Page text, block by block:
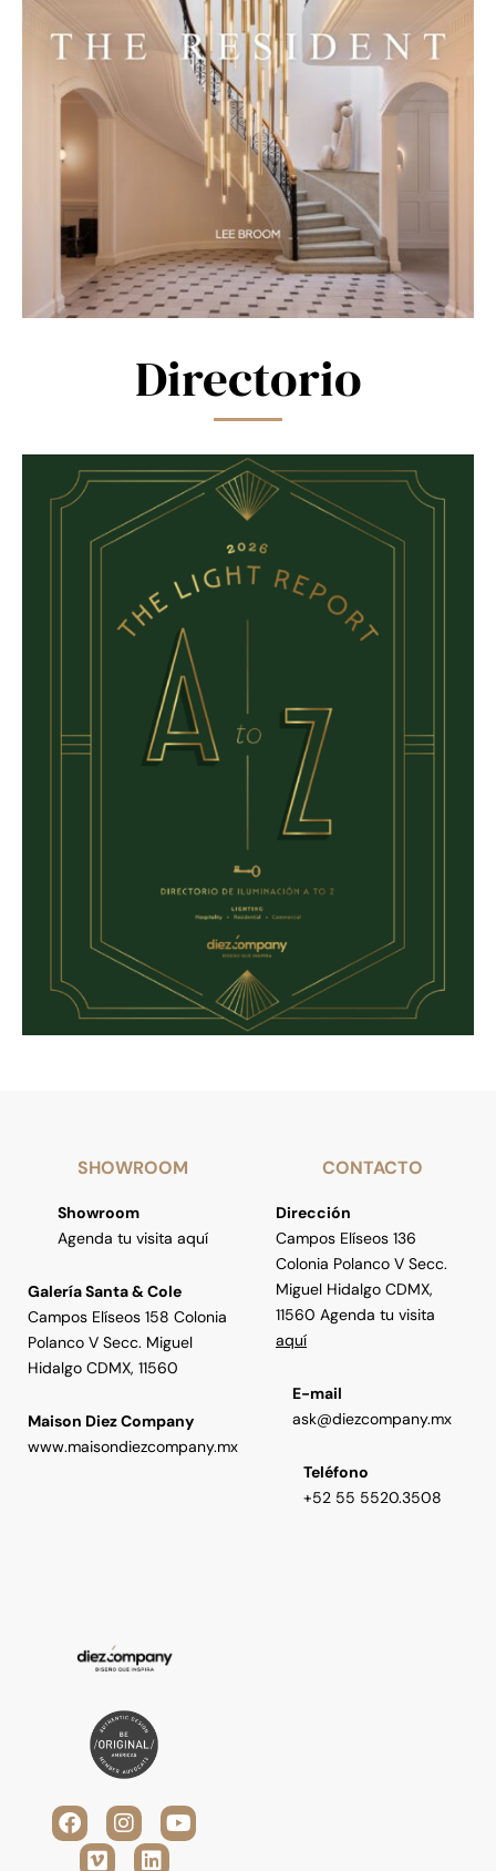
Directorio
SHOWROOM
Showroom
Agenda tu visita aquí
Galería Santa & Cole
Campos Elíseos 158 Colonia
Polanco V Secc. Miguel
Hidalgo CDMX, 11560
Maison Diez Company
www.maisondiezcompany.mx
CONTACTO
Dirección
Campos Elíseos 136
Colonia Polanco V Secc.
Miguel Hidalgo CDMX,
11560 Agenda tu visita
aquí
E-mail
ask@diezcompany.mx
Teléfono
+52 55 5520.3508
F
a
c
I
n
s
Y
o
V
i
m
L
i
n